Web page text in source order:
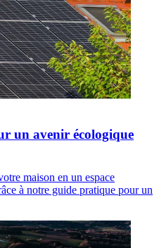
un avenir écologique
maison en un espace
à notre guide pratique pour un